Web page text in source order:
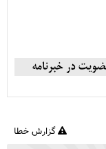
گزارش خطا